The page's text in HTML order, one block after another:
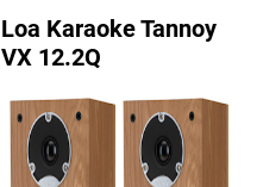
Loa Karaoke Tannoy
VX 12.2Q